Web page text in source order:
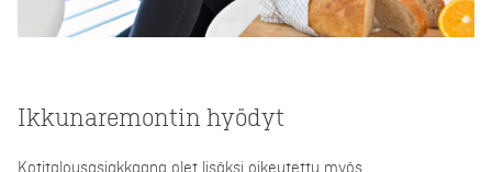
Ikkunaremontin hyödyt